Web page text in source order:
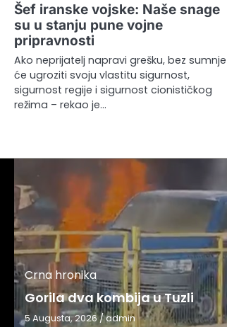
Šef iranske vojske: Naše snage
su u stanju pune vojne
pripravnosti
Ako neprijatelj napravi grešku, bez sumnje
će ugroziti svoju vlastitu sigurnost,
sigurnost regije i sigurnost cionističkog
režima – rekao je…
Crna hronika
Gorila dva kombija u Tuzli
5 Augusta, 2026/admin